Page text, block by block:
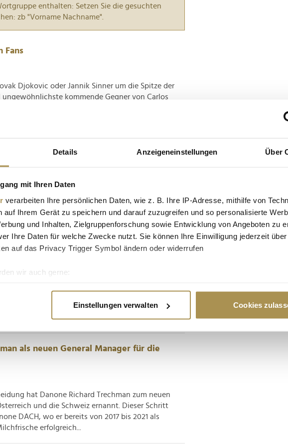
Details Anzeigeneinstellungen Über
mit Ihren Daten
verarbeiten Ihre persönlichen Daten, wie z. B. Ihre IP-Adresse, mithilfe von
auf Ihrem Gerät zu speichern und darauf zuzugreifen und so personalisierte
und Inhalten, Zielgruppenforschung sowie Entwicklung von Angeboten zu
Ihre Daten für welche Zwecke nutzt. Sie können Ihre Einwilligung jederzeit
auf das Privacy Trigger Symbol ändern oder widerrufen
wir auch gerne:
wie Ihre persönlichen Daten verarbeitet werden, und legen Sie Ihre Präferenzen
Inhalte und Anzeigen zu personalisieren, Funktionen für soziale Medien anbieten
zu analysieren. Außerdem geben wir Informationen zu Ihrer Verwendung
soziale Medien, Werbung und Analysen weiter. Unsere Partner führen diese
Einstellungen verwalten Cookies
enthalten: Setzen Sie die gesuchten
zb "Vorname Nachname".
Fans
Djokovic oder Jannik Sinner um die Spitze der
kommende Gegner von Carlos
Protein-Markte unter dem Dach von Danone
Eindrücke aus Düsseldorf
letzte Ausgabe des Markenfestival statt –
in der Düsseldorfer Merkur Spiel-Arena
Liebe oder Schicksal" haben über 450 Fachleute
wie...
Monica Rauch verantwortet bei Danone
Märkten Deutschland, Österreich und Schweiz
und pflanzenbasierte Produkte. In dieser neu
die...
als neuen General Manager für die
hat Danone Richard Trechman zum neuen
und die Schweiz ernannt. Dieser Schritt
DACH, wo er bereits von 2017 bis 2021 als
erfolgreich...